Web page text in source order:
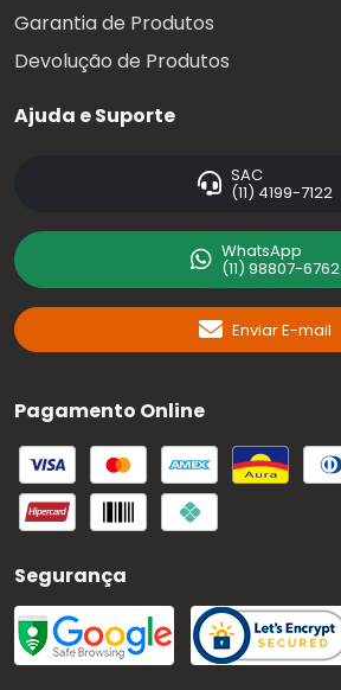
Garantia de Produtos
Devolução de Produtos
Ajuda e Suporte
SAC
(11) 4199-7122
WhatsApp
(11) 98807-6762
Enviar E-mail
Pagamento Online
Segurança